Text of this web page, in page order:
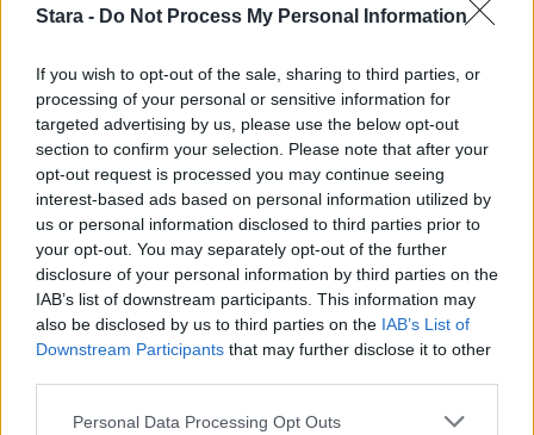
Stara - Do Not Process My Personal Information
If you wish to opt-out of the sale, sharing to third parties, or
processing of your personal or sensitive information for
targeted advertising by us, please use the below opt-out
section to confirm your selection. Please note that after your
opt-out request is processed you may continue seeing
interest-based ads based on personal information utilized by
us or personal information disclosed to third parties prior to
your opt-out. You may separately opt-out of the further
disclosure of your personal information by third parties on the
IAB’s list of downstream participants. This information may
also be disclosed by us to third parties on the IAB’s List of
Downstream Participants that may further disclose it to other
Personal Data Processing Opt Outs
Luetuimmat
PÄIVÄ VIIKKO KUUKAUSI
Leskeneläke ei kuulu kaikille – Kela
muistuttaa tärkeästä ikärajasta
Finnairin lennoista osan lentää jatkossa
toinen lentoyhtiö – matkustajille tärkeä
rajoitus